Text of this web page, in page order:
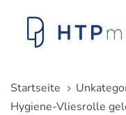
überspringen
springen
Startseite
Hygiene-Vliesrolle